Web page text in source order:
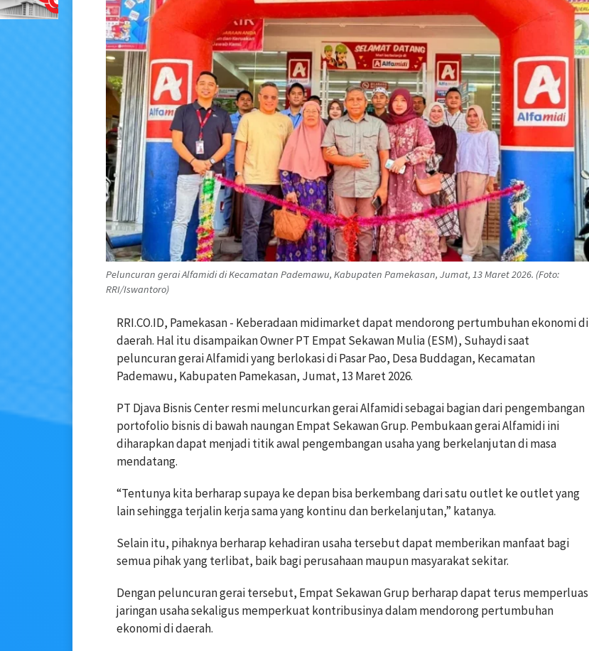
Peluncuran gerai Alfamidi di Kecamatan Pademawu, Kabupaten Pamekasan, Jumat, 13 Maret 2026. (Foto:
RRI/Iswantoro)
RRI.CO.ID, Pamekasan - Keberadaan midimarket dapat mendorong pertumbuhan ekonomi di
daerah. Hal itu disampaikan Owner PT Empat Sekawan Mulia (ESM), Suhaydi saat
peluncuran gerai Alfamidi yang berlokasi di Pasar Pao, Desa Buddagan, Kecamatan
Pademawu, Kabupaten Pamekasan, Jumat, 13 Maret 2026.
PT Djava Bisnis Center resmi meluncurkan gerai Alfamidi sebagai bagian dari pengembangan
portofolio bisnis di bawah naungan Empat Sekawan Grup. Pembukaan gerai Alfamidi ini
diharapkan dapat menjadi titik awal pengembangan usaha yang berkelanjutan di masa
mendatang.
“Tentunya kita berharap supaya ke depan bisa berkembang dari satu outlet ke outlet yang
lain sehingga terjalin kerja sama yang kontinu dan berkelanjutan,” katanya.
Selain itu, pihaknya berharap kehadiran usaha tersebut dapat memberikan manfaat bagi
semua pihak yang terlibat, baik bagi perusahaan maupun masyarakat sekitar.
Dengan peluncuran gerai tersebut, Empat Sekawan Grup berharap dapat terus memperluas
jaringan usaha sekaligus memperkuat kontribusinya dalam mendorong pertumbuhan
ekonomi di daerah.